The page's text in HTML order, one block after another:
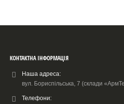
КОНТАКТНА ІНФОРМАЦІЯ
Наша адреса:
вул. Бориспільська, 7 (склади
Телефони: